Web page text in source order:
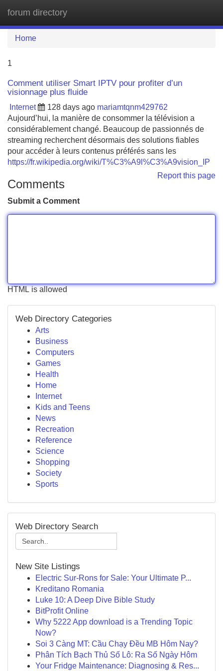
forum directory
Home
1
Comment utiliser Smart IPTV pour profiter d’un
visionnage plus fluide
Internet 128 days ago mariamtqnm429762
Aujourd’hui, la manière de consommer la télévision a
considérablement changé. Beaucoup de passionnés de
streaming recherchent désormais des solutions fiables
pour accéder à leurs contenus préférés sans les
https://fr.wikipedia.org/wiki/T%C3%A9l%C3%A9vision_IP
Report this page
Comments
Submit a Comment
HTML is allowed
Web Directory Categories
Arts
Business
Computers
Games
Health
Home
Internet
Kids and Teens
News
Recreation
Reference
Science
Shopping
Society
Sports
Web Directory Search
New Site Listings
Electric Sur-Rons for Sale: Your Ultimate P...
Kreditano Romania
Luke 10: A Deep Dive Bible Study
BitProfit Online
Why 5222 App download is a Trending Topic
Now?
Soi 3 Càng MT: Cầu Chạy Đều MB Hôm Nay?
Phân Tích Bạch Thủ Số Lô: Ra Số Ngày Hôm
Your Fridge Maintenance: Diagnosing & Res...